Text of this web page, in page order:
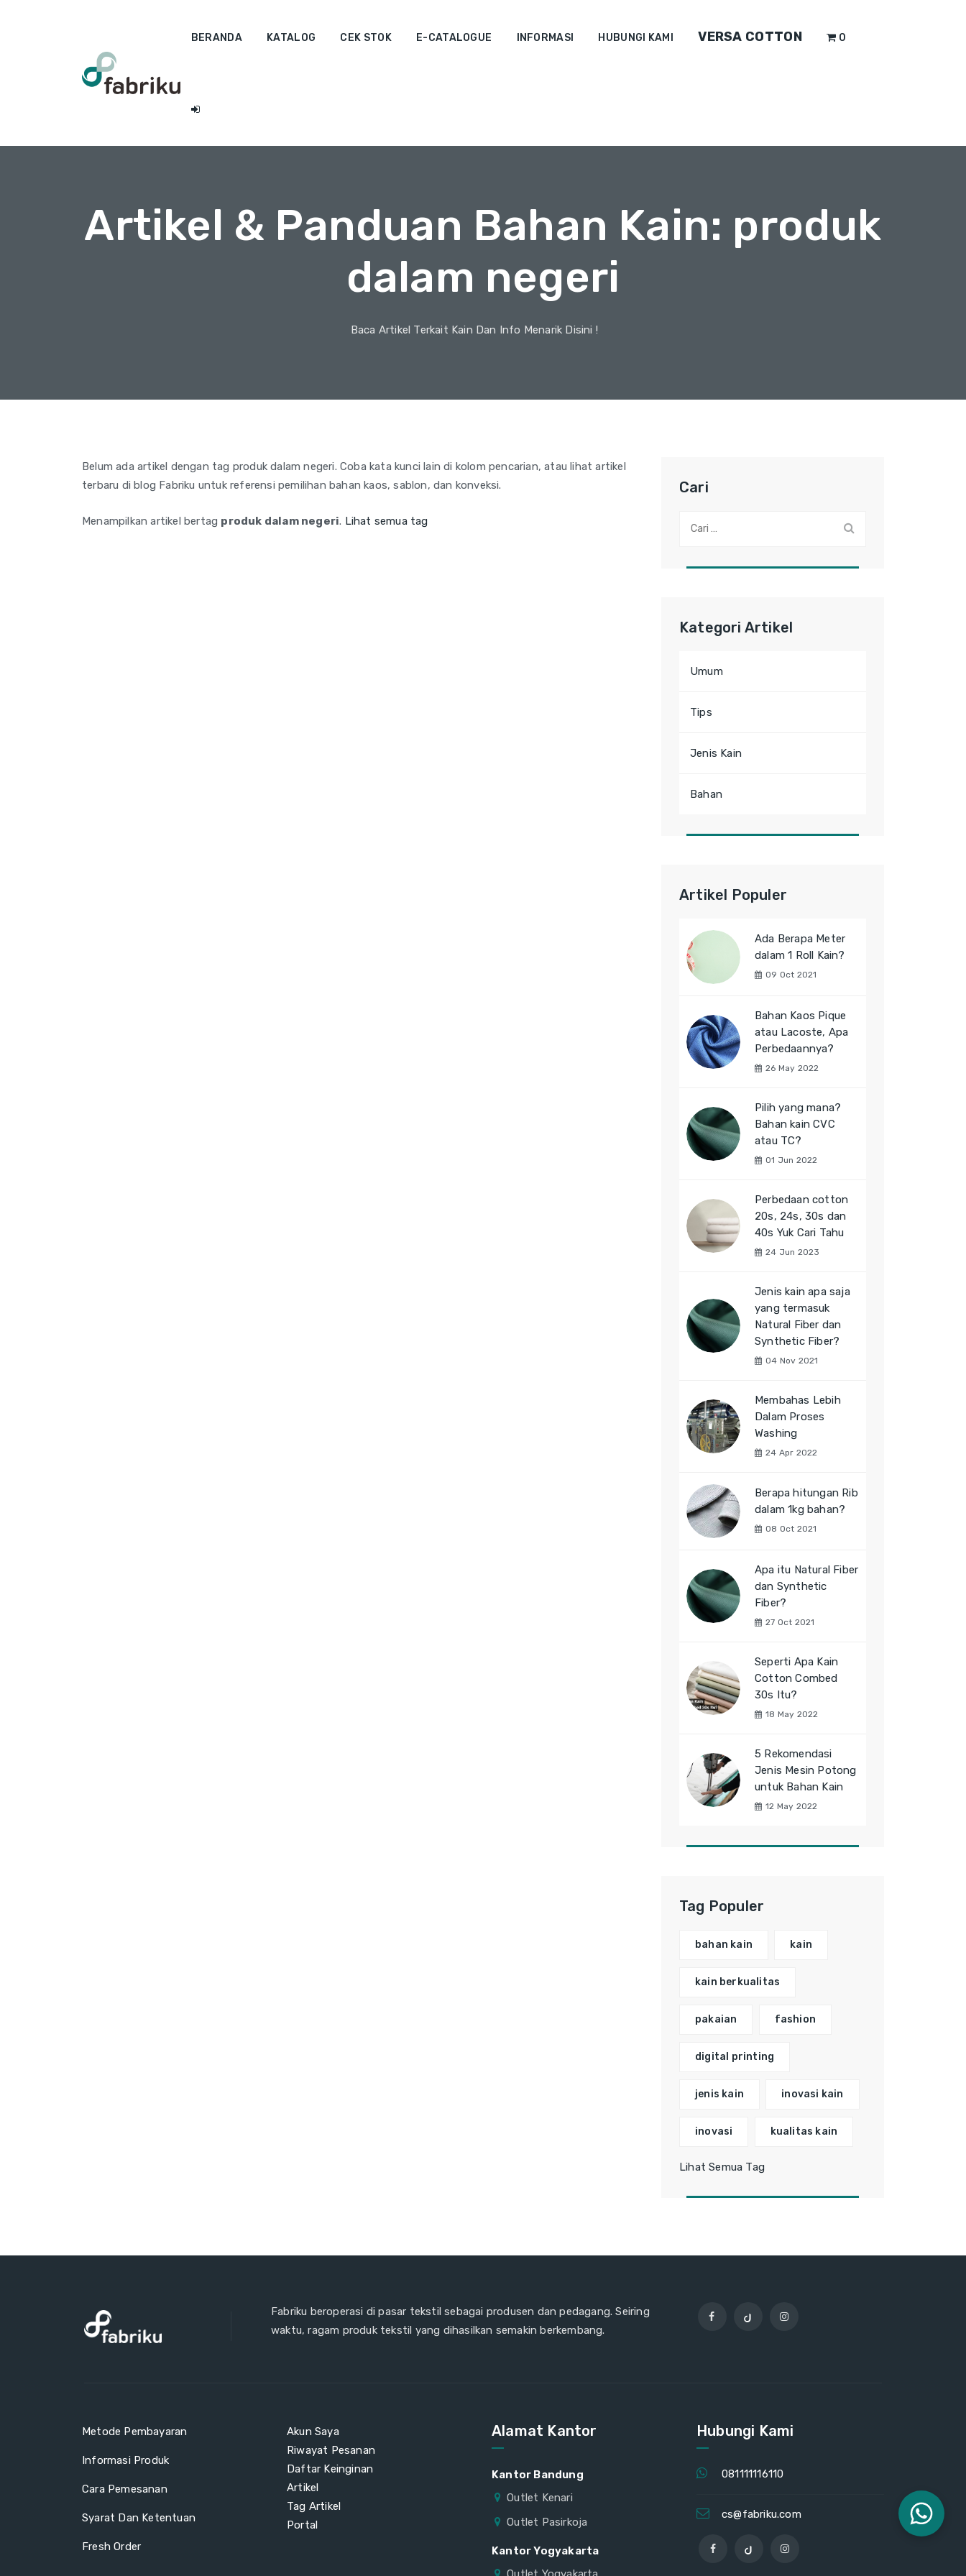
BERANDA KATALOG CEK STOK E-CATALOGUE INFORMASI HUBUNGI KAMI VERSA COTTON 0
Artikel & Panduan Bahan Kain: produk
dalam negeri
Baca Artikel Terkait Kain Dan Info Menarik Disini !
Belum ada artikel dengan tag produk dalam negeri. Coba kata kunci lain di kolom pencarian, atau lihat artikel
terbaru di blog Fabriku untuk referensi pemilihan bahan kaos, sablon, dan konveksi.
Menampilkan artikel bertag produk dalam negeri. Lihat semua tag
Cari
Kategori Artikel
Umum
Tips
Jenis Kain
Bahan
Artikel Populer
Ada Berapa Meter
dalam 1 Roll Kain?
09 Oct 2021
Bahan Kaos Pique
atau Lacoste, Apa
Perbedaannya?
26 May 2022
Pilih yang mana?
Bahan kain CVC
atau TC?
01 Jun 2022
Perbedaan cotton
20s, 24s, 30s dan
40s Yuk Cari Tahu
24 Jun 2023
Jenis kain apa saja
yang termasuk
Natural Fiber dan
Synthetic Fiber?
04 Nov 2021
Membahas Lebih
Dalam Proses
Washing
24 Apr 2022
Berapa hitungan Rib
dalam 1kg bahan?
08 Oct 2021
Apa itu Natural Fiber
dan Synthetic
Fiber?
27 Oct 2021
Seperti Apa Kain
Cotton Combed
30s Itu?
18 May 2022
5 Rekomendasi
Jenis Mesin Potong
untuk Bahan Kain
12 May 2022
Tag Populer
bahan kain kain
kain berkualitas
pakaian fashion
digital printing
jenis kain inovasi kain
inovasi kualitas kain
Lihat Semua Tag
Fabriku beroperasi di pasar tekstil sebagai produsen dan pedagang. Seiring
waktu, ragam produk tekstil yang dihasilkan semakin berkembang.
Metode Pembayaran
Informasi Produk
Cara Pemesanan
Syarat Dan Ketentuan
Fresh Order
Akun Saya
Riwayat Pesanan
Daftar Keinginan
Artikel
Tag Artikel
Portal
Alamat Kantor
Kantor Bandung
Outlet Kenari
Outlet Pasirkoja
Kantor Yogyakarta
Hubungi Kami
081111116110
cs@fabriku.com